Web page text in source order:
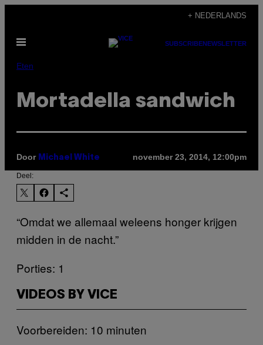
de
inhoud
+ NEDERLANDS
Open
SUBSCRIBENEWSLETTER
Eten
Mortadella sandwich
Door Michael White november 23, 2014, 12:00pm
Deel:
“Omdat we allemaal weleens honger krijgen
midden in de nacht.”
Porties: 1
VIDEOS BY VICE
Voorbereiden: 10 minuten